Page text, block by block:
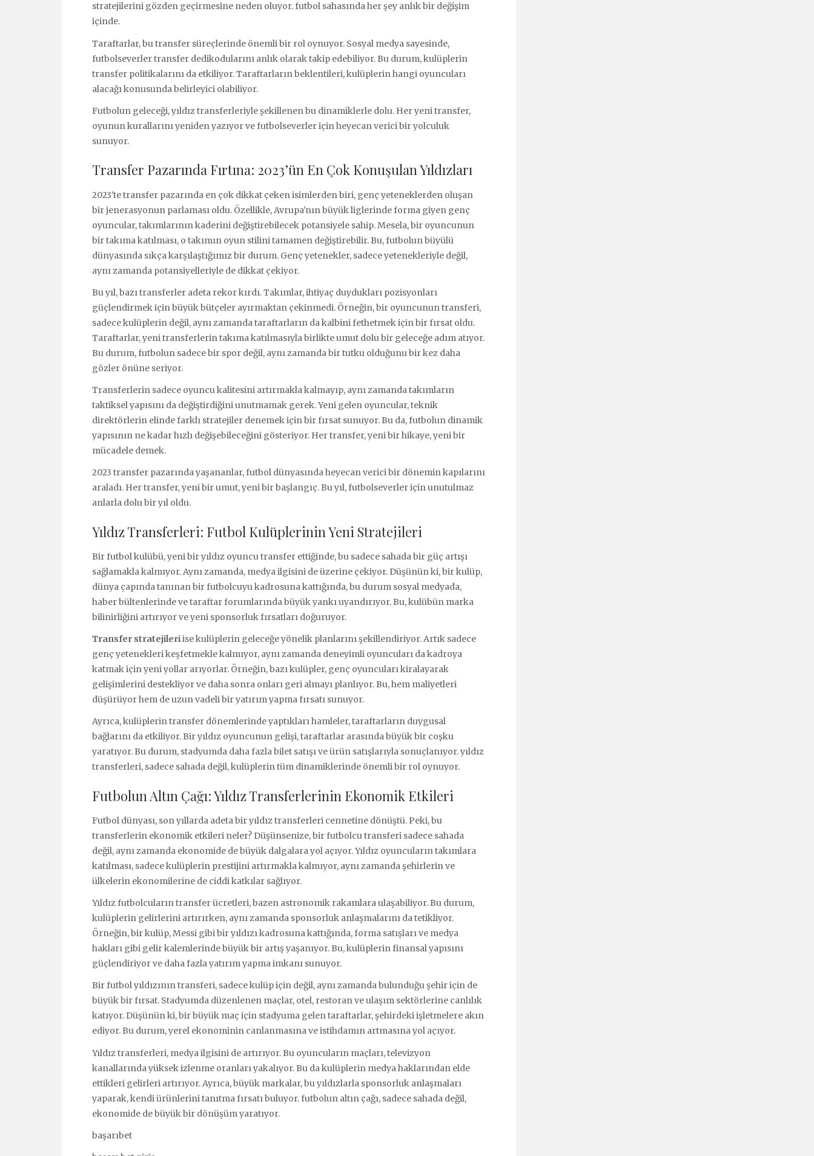
stratejilerini gözden geçirmesine neden oluyor. futbol sahasında her şey anlık bir değişim
içinde.
Taraftarlar, bu transfer süreçlerinde önemli bir rol oynuyor. Sosyal medya sayesinde,
futbolseverler transfer dedikodularını anlık olarak takip edebiliyor. Bu durum, kulüplerin
transfer politikalarını da etkiliyor. Taraftarların beklentileri, kulüplerin hangi oyuncuları
alacağı konusunda belirleyici olabiliyor.
Futbolun geleceği, yıldız transferleriyle şekillenen bu dinamiklerle dolu. Her yeni transfer,
oyunun kurallarını yeniden yazıyor ve futbolseverler için heyecan verici bir yolculuk
sunuyor.
Transfer Pazarında Fırtına: 2023’ün En Çok Konuşulan Yıldızları
2023'te transfer pazarında en çok dikkat çeken isimlerden biri, genç yeteneklerden oluşan
bir jenerasyonun parlaması oldu. Özellikle, Avrupa'nın büyük liglerinde forma giyen genç
oyuncular, takımlarının kaderini değiştirebilecek potansiyele sahip. Mesela, bir oyuncunun
bir takıma katılması, o takımın oyun stilini tamamen değiştirebilir. Bu, futbolun büyülü
dünyasında sıkça karşılaştığımız bir durum. Genç yetenekler, sadece yetenekleriyle değil,
aynı zamanda potansiyelleriyle de dikkat çekiyor.
Bu yıl, bazı transferler adeta rekor kırdı. Takımlar, ihtiyaç duydukları pozisyonları
güçlendirmek için büyük bütçeler ayırmaktan çekinmedi. Örneğin, bir oyuncunun transferi,
sadece kulüplerin değil, aynı zamanda taraftarların da kalbini fethetmek için bir fırsat oldu.
Taraftarlar, yeni transferlerin takıma katılmasıyla birlikte umut dolu bir geleceğe adım atıyor.
Bu durum, futbolun sadece bir spor değil, aynı zamanda bir tutku olduğunu bir kez daha
gözler önüne seriyor.
Transferlerin sadece oyuncu kalitesini artırmakla kalmayıp, aynı zamanda takımların
taktiksel yapısını da değiştirdiğini unutmamak gerek. Yeni gelen oyuncular, teknik
direktörlerin elinde farklı stratejiler denemek için bir fırsat sunuyor. Bu da, futbolun dinamik
yapısının ne kadar hızlı değişebileceğini gösteriyor. Her transfer, yeni bir hikaye, yeni bir
mücadele demek.
2023 transfer pazarında yaşananlar, futbol dünyasında heyecan verici bir dönemin kapılarını
araladı. Her transfer, yeni bir umut, yeni bir başlangıç. Bu yıl, futbolseverler için unutulmaz
anlarla dolu bir yıl oldu.
Yıldız Transferleri: Futbol Kulüplerinin Yeni Stratejileri
Bir futbol kulübü, yeni bir yıldız oyuncu transfer ettiğinde, bu sadece sahada bir güç artışı
sağlamakla kalmıyor. Aynı zamanda, medya ilgisini de üzerine çekiyor. Düşünün ki, bir kulüp,
dünya çapında tanınan bir futbolcuyu kadrosuna kattığında, bu durum sosyal medyada,
haber bültenlerinde ve taraftar forumlarında büyük yankı uyandırıyor. Bu, kulübün marka
bilinirliğini artırıyor ve yeni sponsorluk fırsatları doğuruyor.
Transfer stratejileriise kulüplerin geleceğe yönelik planlarını şekillendiriyor. Artık sadece
genç yetenekleri keşfetmekle kalmıyor, aynı zamanda deneyimli oyuncuları da kadroya
katmak için yeni yollar arıyorlar. Örneğin, bazı kulüpler, genç oyuncuları kiralayarak
gelişimlerini destekliyor ve daha sonra onları geri almayı planlıyor. Bu, hem maliyetleri
düşürüyor hem de uzun vadeli bir yatırım yapma fırsatı sunuyor.
Ayrıca, kulüplerin transfer dönemlerinde yaptıkları hamleler, taraftarların duygusal
bağlarını da etkiliyor. Bir yıldız oyuncunun gelişi, taraftarlar arasında büyük bir coşku
yaratıyor. Bu durum, stadyumda daha fazla bilet satışı ve ürün satışlarıyla sonuçlanıyor. yıldız
transferleri, sadece sahada değil, kulüplerin tüm dinamiklerinde önemli bir rol oynuyor.
Futbolun Altın Çağı: Yıldız Transferlerinin Ekonomik Etkileri
Futbol dünyası, son yıllarda adeta bir yıldız transferleri cennetine dönüştü. Peki, bu
transferlerin ekonomik etkileri neler? Düşünsenize, bir futbolcu transferi sadece sahada
değil, aynı zamanda ekonomide de büyük dalgalara yol açıyor. Yıldız oyuncuların takımlara
katılması, sadece kulüplerin prestijini artırmakla kalmıyor, aynı zamanda şehirlerin ve
ülkelerin ekonomilerine de ciddi katkılar sağlıyor.
Yıldız futbolcuların transfer ücretleri, bazen astronomik rakamlara ulaşabiliyor. Bu durum,
kulüplerin gelirlerini artırırken, aynı zamanda sponsorluk anlaşmalarını da tetikliyor.
Örneğin, bir kulüp, Messi gibi bir yıldızı kadrosuna kattığında, forma satışları ve medya
hakları gibi gelir kalemlerinde büyük bir artış yaşanıyor. Bu, kulüplerin finansal yapısını
güçlendiriyor ve daha fazla yatırım yapma imkanı sunuyor.
Bir futbol yıldızının transferi, sadece kulüp için değil, aynı zamanda bulunduğu şehir için de
büyük bir fırsat. Stadyumda düzenlenen maçlar, otel, restoran ve ulaşım sektörlerine canlılık
katıyor. Düşünün ki, bir büyük maç için stadyuma gelen taraftarlar, şehirdeki işletmelere akın
ediyor. Bu durum, yerel ekonominin canlanmasına ve istihdamın artmasına yol açıyor.
Yıldız transferleri, medya ilgisini de artırıyor. Bu oyuncuların maçları, televizyon
kanallarında yüksek izlenme oranları yakalıyor. Bu da kulüplerin medya haklarından elde
ettikleri gelirleri artırıyor. Ayrıca, büyük markalar, bu yıldızlarla sponsorluk anlaşmaları
yaparak, kendi ürünlerini tanıtma fırsatı buluyor. futbolun altın çağı, sadece sahada değil,
ekonomide de büyük bir dönüşüm yaratıyor.
başarıbet